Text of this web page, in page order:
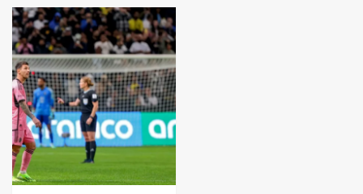
3
Identidad de los adolescentes
pampeanos que fueron
protagonistas del fatal accidente
en la mañana del lunes
4
Accidente en Ruta 5: falleció un
joven de Trenque Lauquen